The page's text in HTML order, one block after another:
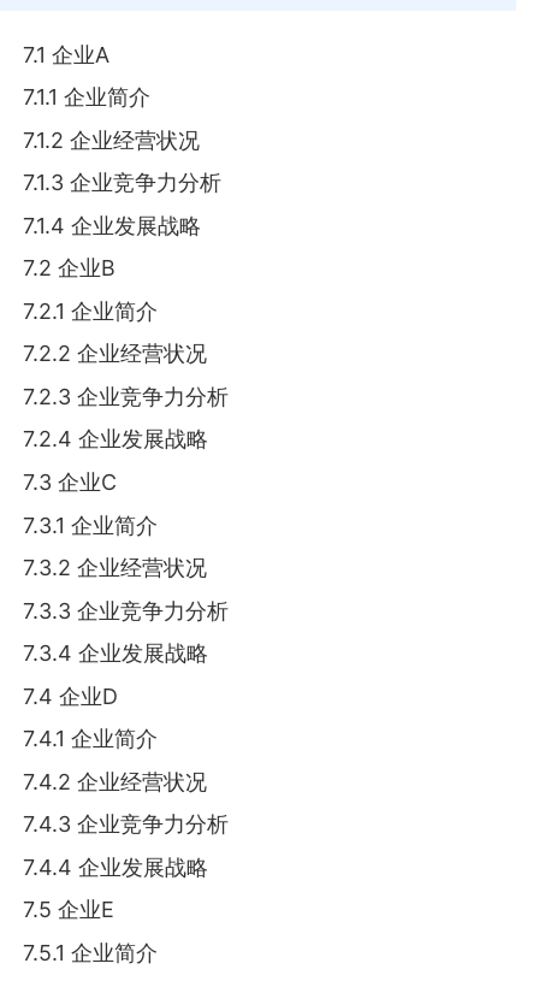
7.1 企业A
7.1.1 企业简介
7.1.2 企业经营状况
7.1.3 企业竞争力分析
7.1.4 企业发展战略
7.2 企业B
7.2.1 企业简介
7.2.2 企业经营状况
7.2.3 企业竞争力分析
7.2.4 企业发展战略
7.3 企业C
7.3.1 企业简介
7.3.2 企业经营状况
7.3.3 企业竞争力分析
7.3.4 企业发展战略
7.4 企业D
7.4.1 企业简介
7.4.2 企业经营状况
7.4.3 企业竞争力分析
7.4.4 企业发展战略
7.5 企业E
7.5.1 企业简介